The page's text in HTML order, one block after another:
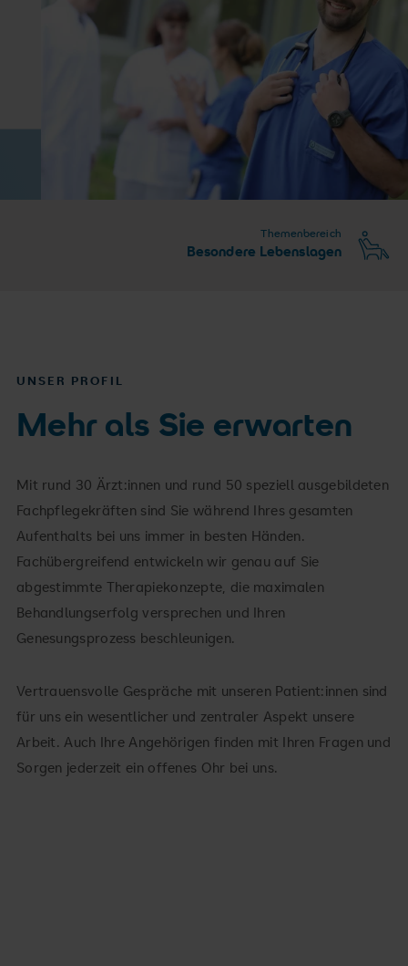
Themenbereich
Besondere Lebenslagen
UNSER PROFIL
Mehr als Sie erwarten
Mit rund 30 Ärzt:innen und rund 50 speziell ausgebildeten
Fachpflegekräften sind Sie während Ihres gesamten
Aufenthalts bei uns immer in besten Händen.
Fachübergreifend entwickeln wir genau auf Sie
abgestimmte Therapiekonzepte, die maximalen
Behandlungserfolg versprechen und Ihren
Genesungsprozess beschleunigen.
Vertrauensvolle Gespräche mit unseren Patient:innen sind
für uns ein wesentlicher und zentraler Aspekt unsere
Arbeit. Auch Ihre Angehörigen finden mit Ihren Fragen und
Sorgen jederzeit ein offenes Ohr bei uns.